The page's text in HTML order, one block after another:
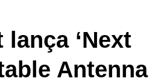
‘Next
Antenna